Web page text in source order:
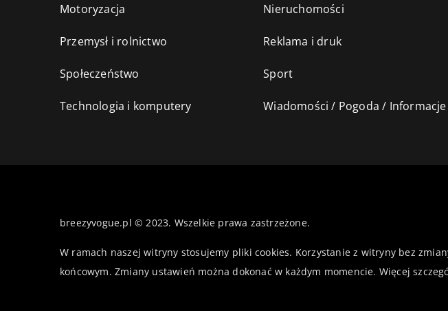
Motoryzacja Nieruchomości
Przemysł i rolnictwo Reklama i druk
Społeczeństwo Sport
Technologia i komputery Wiadomości / Pogoda / Informacje
breezyvogue.pl © 2023. Wszelkie prawa zastrzeżone.
W ramach naszej witryny stosujemy pliki cookies. Korzystanie z witryny bez
końcowym. Zmiany ustawień można dokonać w każdym momencie. Więcej